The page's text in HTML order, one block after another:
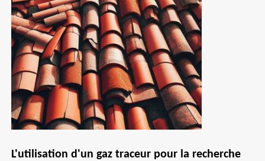
L'utilisation d'un gaz traceur pour la recherche